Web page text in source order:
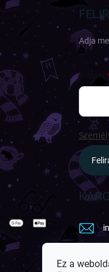
Ez a
Adja
E-MAIL